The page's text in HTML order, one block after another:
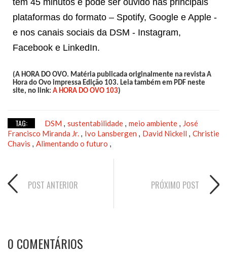
plataformas do formato – Spotify, Google e Apple -
e nos canais sociais da DSM - Instagram,
Facebook e LinkedIn.
(A HORA DO OVO. Matéria publicada originalmente na revista A
Hora do Ovo impressa Edição 103. Leia também em PDF neste
site, no link: A HORA DO OVO 103)
TAG: DSM , sustentabilidade , meio ambiente , José
Francisco Miranda Jr. , Ivo Lansbergen , David Nickell , Christie
Chavis , Alimentando o futuro ,
POST ANTERIOR PRÓXIMO POST
0 COMENTÁRIOS